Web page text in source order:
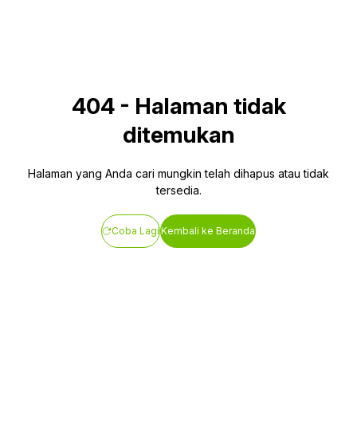
404- Halaman tidak
ditemukan
Halaman yang Anda cari mungkin telah dihapus atau tidak
tersedia.
Coba LagiKembali ke Beranda